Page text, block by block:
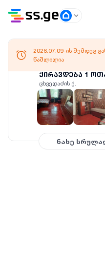
ქირავდება 1
ცხვედაძის ქ.
2026.07.09-ის შემდეგ
წაშლილია
ნახე